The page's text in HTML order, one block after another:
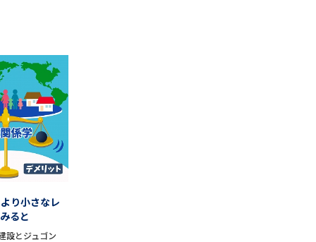
立ちガイド
解説
り小さなレ
ると
設とジュゴン